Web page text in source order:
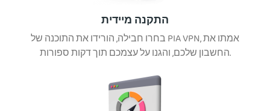
התקנה מיידית
בחרו חבילה, הורידו את התוכנה של PIA VPN, אמתו את
החשבון שלכם, והגנו על עצמכם תוך דקות ספורות.